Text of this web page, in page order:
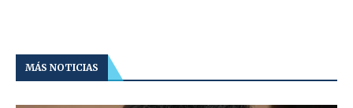
MÁS NOTICIAS